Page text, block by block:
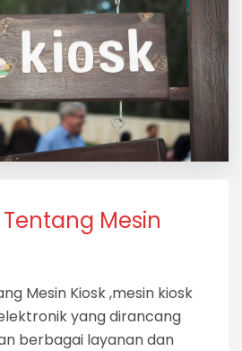
Mesin
Mesin Kiosk ,mesin kiosk
yang dirancang
berbagai layanan dan